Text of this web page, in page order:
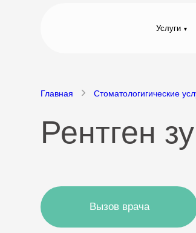
Услуги
Главная Стоматологигические
Рентген
Вызов врача